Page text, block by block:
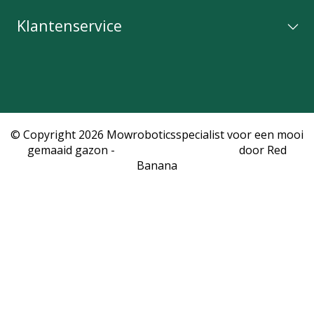
Klantenservice
© Copyright 2026 Mowroboticsspecialist voor een mooi
gemaaid gazon -
door Red
Banana